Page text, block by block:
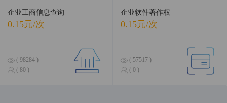
企业工商信息查询
0.15元/次
( 98284 )
( 80 )
企业软件著作权
0.15元/次
( 57517 )
( 0 )